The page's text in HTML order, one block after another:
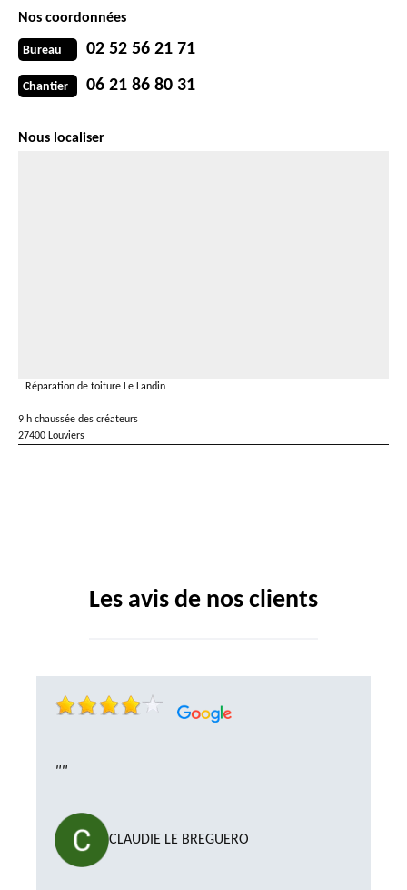
Nos coordonnées
Bureau 02 52 56 21 71
Chantier 06 21 86 80 31
Nous localiser
Réparation de toiture Le Landin
9 h chaussée des créateurs
27400 Louviers
Les avis de nos clients
""
CLAUDIE LE BREGUERO